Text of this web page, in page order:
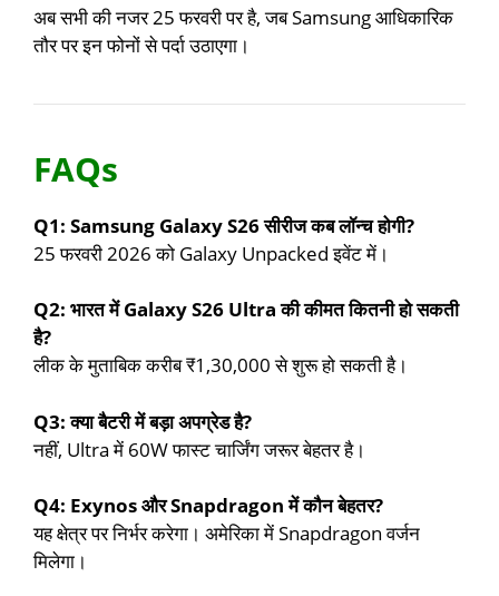
अब सभी की नजर 25 फरवरी पर है, जब Samsung आधिकारिक
तौर पर इन फोनों से पर्दा उठाएगा।
FAQs
Q1: Samsung Galaxy S26 सीरीज कब लॉन्च होगी?
25 फरवरी 2026 को Galaxy Unpacked इवेंट में।
Q2: भारत में Galaxy S26 Ultra की कीमत कितनी हो सकती
है?
लीक के मुताबिक करीब ₹1,30,000 से शुरू हो सकती है।
Q3: क्या बैटरी में बड़ा अपग्रेड है?
नहीं, Ultra में 60W फास्ट चार्जिंग जरूर बेहतर है।
Q4: Exynos और Snapdragon में कौन बेहतर?
यह क्षेत्र पर निर्भर करेगा। अमेरिका में Snapdragon वर्जन
मिलेगा।